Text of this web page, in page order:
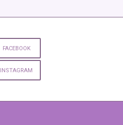
FACEBOOK
INSTAGRAM